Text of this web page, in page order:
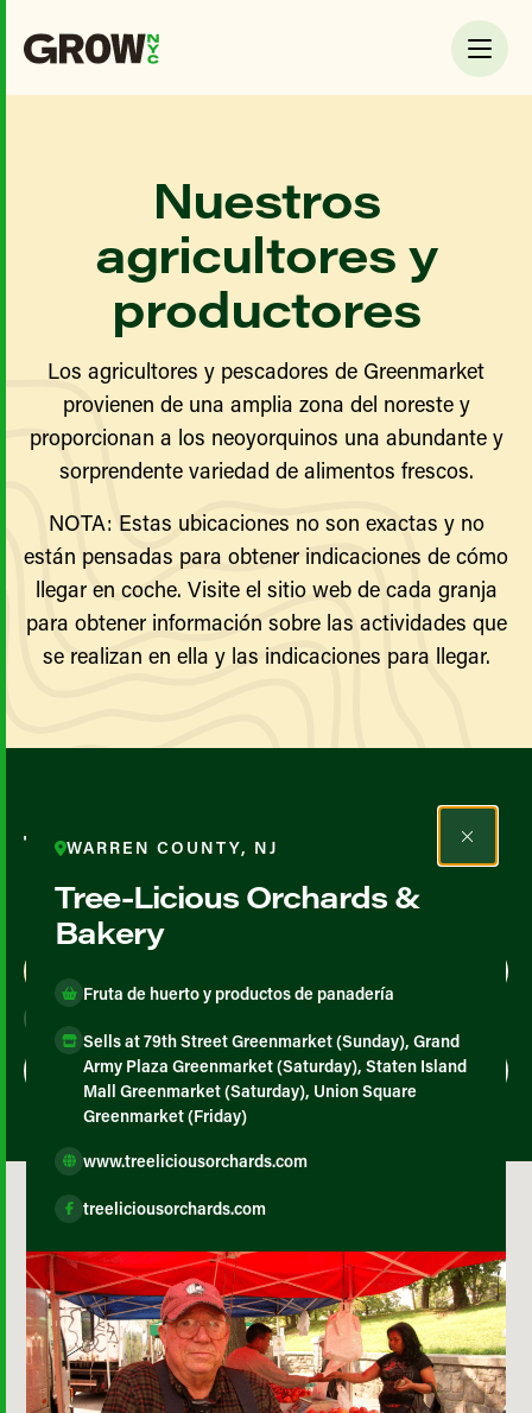
Nuestros
agricultores y
productores
Los agricultores y pescadores de Greenmarket
provienen de una amplia zona del noreste y
proporcionan a los neoyorquinos una abundante y
sorprendente variedad de alimentos frescos.
NOTA: Estas ubicaciones no son exactas y no
están pensadas para obtener indicaciones de cómo
llegar en coche. Visite el sitio web de cada granja
para obtener información sobre las actividades que
se realizan en ella y las indicaciones para llegar.
Todos los agricultores y
productores
WARREN COUNTY, NJ
Tree-Licious Orchards &
Bakery
Fruta de huerto y productos de panadería
Sells at 79th Street Greenmarket (Sunday), Grand
Army Plaza Greenmarket (Saturday), Staten Island
Mall Greenmarket (Saturday), Union Square
Greenmarket (Friday)
www.treeliciousorchards.com
treeliciousorchards.com